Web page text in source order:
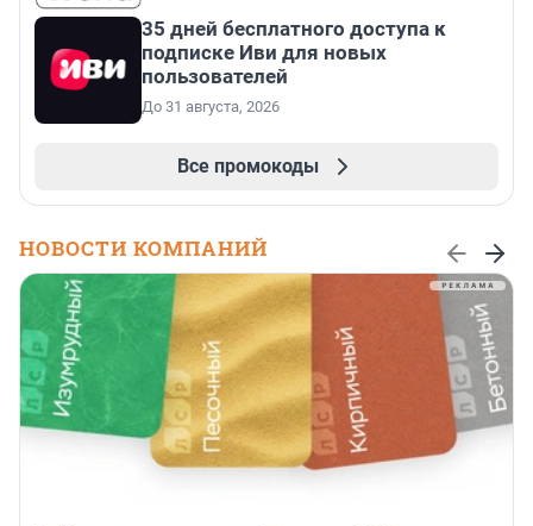
35 дней бесплатного доступа к
подписке Иви для новых
пользователей
До 31 августа, 2026
Все промокоды
НОВОСТИ КОМПАНИЙ